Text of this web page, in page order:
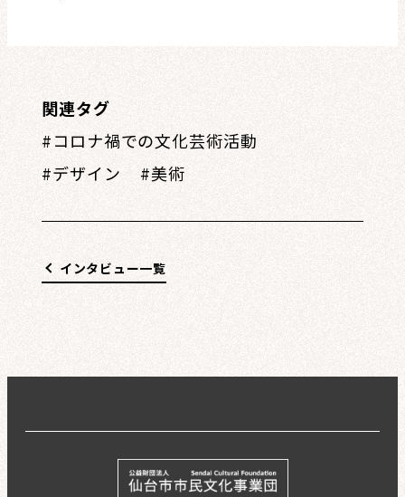
関連タグ
コロナ禍での文化芸術活動
デザイン
美術
インタビュー一覧